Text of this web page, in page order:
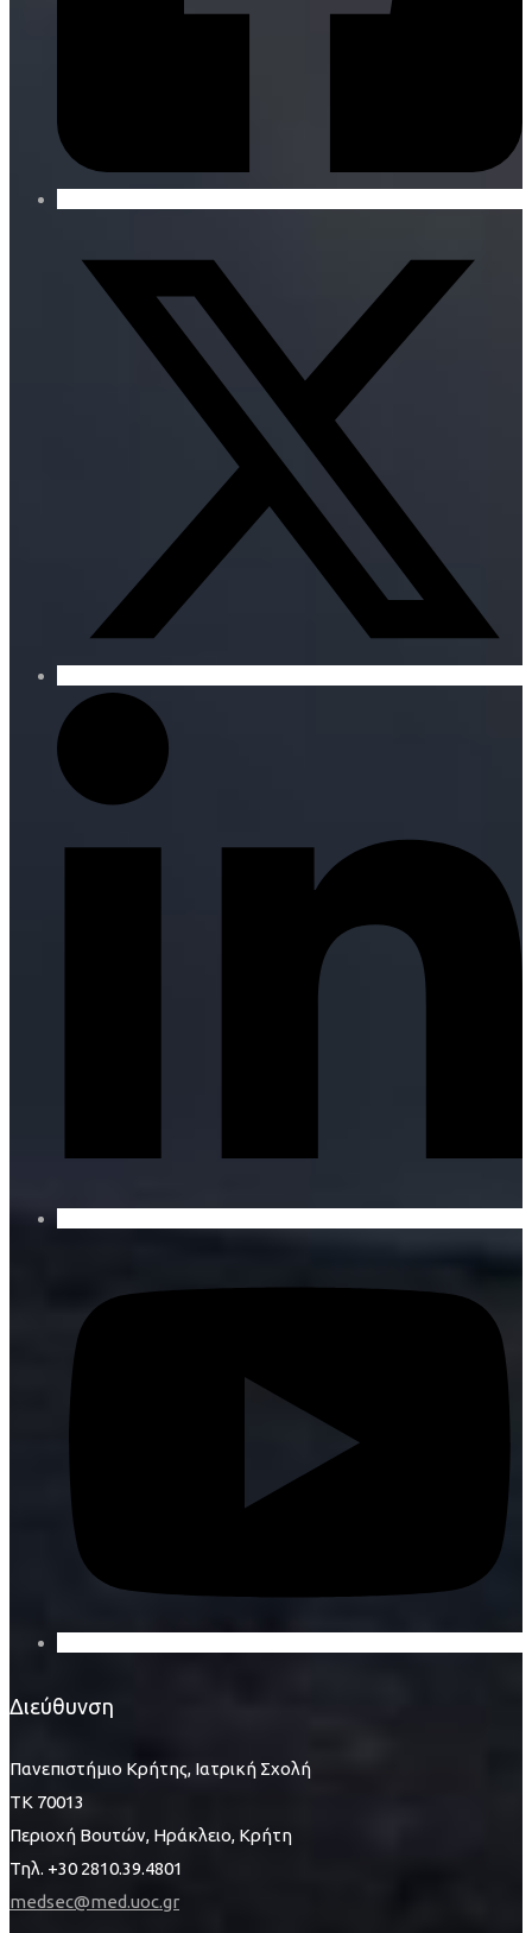
Διεύθυνση
Πανεπιστήμιο Κρήτης, Ιατρική Σχολή
ΤΚ 70013
Περιοχή Βουτών, Ηράκλειο, Κρήτη
Τηλ. +30 2810.39.4801
medsec@med.uoc.gr